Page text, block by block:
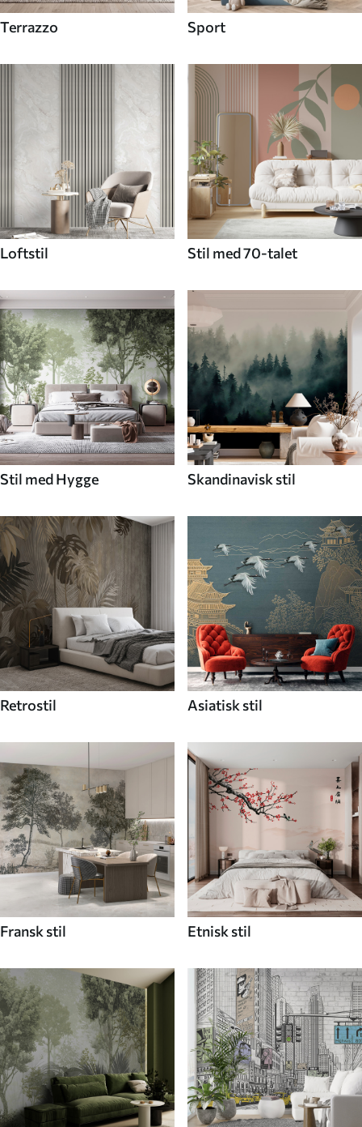
Terrazzo Sport
Loftstil Stil med 70-talet
Stil med Hygge Skandinavisk stil
Retrostil Asiatisk stil
Fransk stil Etnisk stil